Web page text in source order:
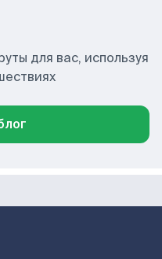
для вас, используя